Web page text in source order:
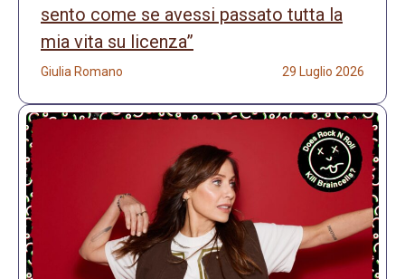
sento come se avessi passato tutta la
mia vita su licenza”
Giulia Romano 29 Luglio 2026